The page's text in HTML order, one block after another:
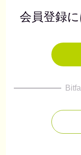
会員登録